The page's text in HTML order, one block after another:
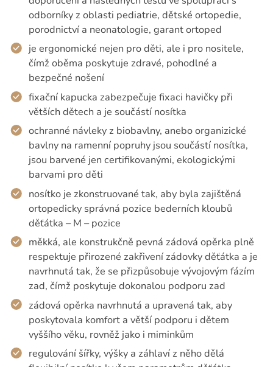
odborníky z oblasti pediatrie, dětské ortopedie,
porodnictví a neonatologie, garant ortoped
je ergonomické nejen pro děti, ale i pro nositele,
čímž oběma poskytuje zdravé, pohodlné a
bezpečné nošení
fixační kapucka zabezpečuje fixaci havičky při
větších dětech a je součástí nosítka
ochranné návleky z biobavlny, anebo organizické
bavlny na ramenní popruhy jsou součástí nosítka,
jsou barvené jen certifikovanými, ekologickými
barvami pro děti
nosítko je zkonstruované tak, aby byla zajištěná
ortopedicky správná pozice bederních kloubů
děťátka – M – pozice
měkká, ale konstrukčně pevná zádová opěrka plně
respektuje přirozené zakřivení zádovky děťátka a je
navrhnutá tak, že se přizpůsobuje vývojovým fázím
zad, čímž poskytuje dokonalou podporu zad
zádová opěrka navrhnutá a upravená tak, aby
poskytovala komfort a větší podporu i dětem
vyššího věku, rovněž jako i miminkům
regulování šířky, výšky a záhlaví z něho dělá